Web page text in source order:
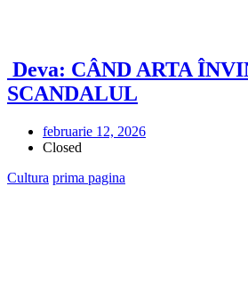
Deva: CÂND ARTA
SCANDALUL
februarie 12, 2026
Closed
Cultura prima pagina